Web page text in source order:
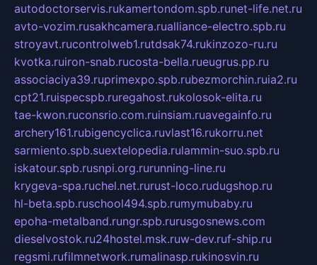
autodoctorservis.rukamertondom.spb.runet-life.net.ru
avto-vozim.rusakhcamera.rualliance-electro.spb.ru
stroyavt.rucontrolweb1.rutdsak74.rukinzozo-ru.ru
kvotka.ruiron-snab.rucosta-bella.rueugrus.pp.ru
associaciya39.ruprimexpo.spb.rubezmorchin.ruia2.ru
cpt21.ruispecspb.ruregahost.rukolosok-elita.ru
tae-kwon.ruconsrio.com.ruinsiam.ruavegainfo.ru
archery161.rubigencyclica.ruvlast16.rukorru.net
sarmiento.spb.suextelopedia.rulammin-suo.spb.ru
iskatour.spb.rusnpi.org.rurunning-line.ru
krygeva-spa.ruchel.net.rurust-loco.rudugshop.ru
hl-beta.spb.ruschool494.spb.rumymubaby.ru
epoha-metalband.rungr.spb.rurusgosnews.com
dieselvostok.ru24hostel.msk.ruw-dev.ruf-ship.ru
regsmi.rufilmnetwork.rumalinasp.rukinosvin.ru